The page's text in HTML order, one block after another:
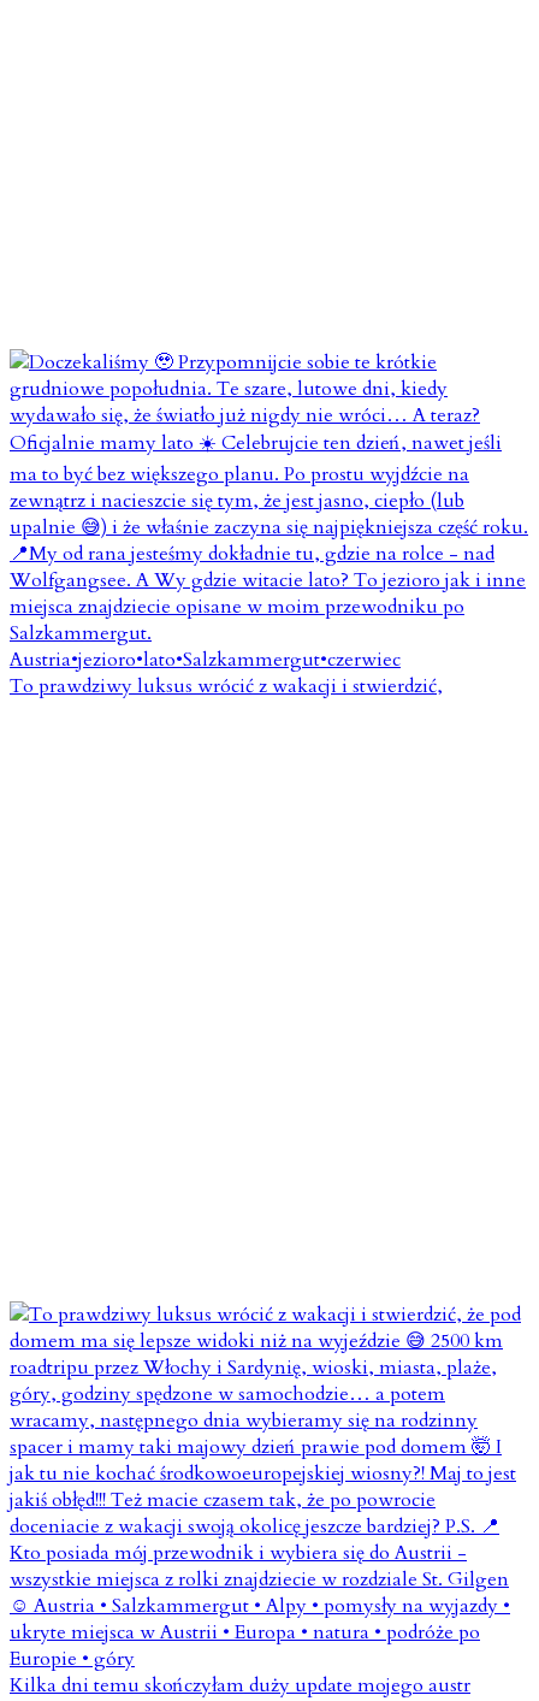
To prawdziwy luksus wrócić z wakacji i stwierdzić,
Kilka dni temu skończyłam duży update mojego austr